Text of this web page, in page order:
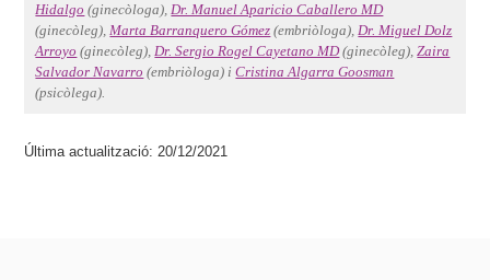
Hidalgo (ginecòloga),Dr. Manuel Aparicio Caballero MD
(ginecòleg),Marta Barranquero Gómez (embriòloga),Dr. Miguel Dolz
Arroyo (ginecòleg),Dr. Sergio Rogel Cayetano MD(ginecòleg),Zaira
Salvador Navarro (embriòloga) iCristina Algarra Goosman
(psicòlega).
Última actualització: 20/12/2021